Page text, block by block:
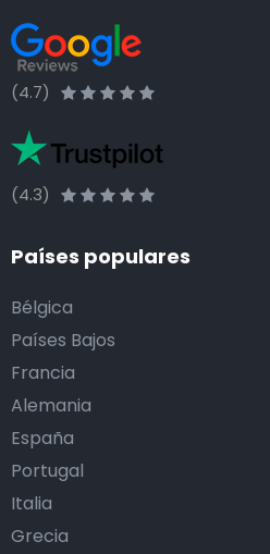
(4.7)
(4.3)
Países populares
Bélgica
Países Bajos
Francia
Alemania
España
Portugal
Italia
Grecia